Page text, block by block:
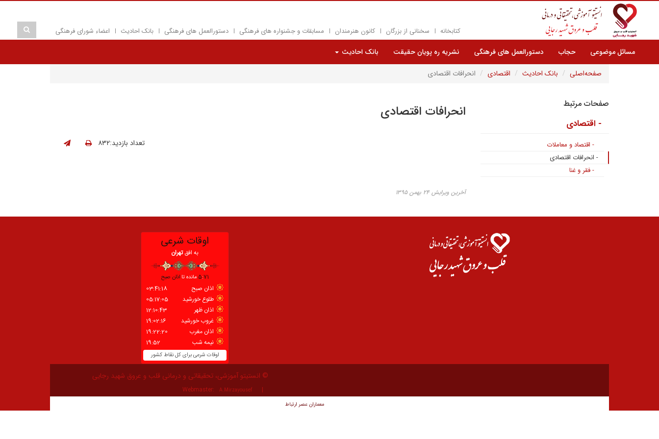
کتابخانه سخنانی از بزرگان کانون هنرمندان مسابقات و جشنواره های فرهنگی دستورالعمل های فرهنگی بانک احادیث اعضاء شورای فرهنگی
مسائل موضوعی حجاب دستورالعمل های فرهنگی نشریه ره پویان حقیقت
بانک احادیث
صفحه‌اصلی
بانک احادیث اقتصادی انحرافات اقتصادی
انحرافات اقتصادی
تعداد بازدید:۸۳۲
آخرین ویرایش ۲۴ بهمن ۱۳۹۵
صفحات مرتبط
- اقتصادی
- اقتصاد و معاملات
- انحرافات اقتصادی
- فقر و غنا
© انستیتو آموزشی، تحقیقاتی و درمانی قلب و عروق شهید رجایی
Webmaster: A.Mirzayousef
معماران عصر‌ ارتباط